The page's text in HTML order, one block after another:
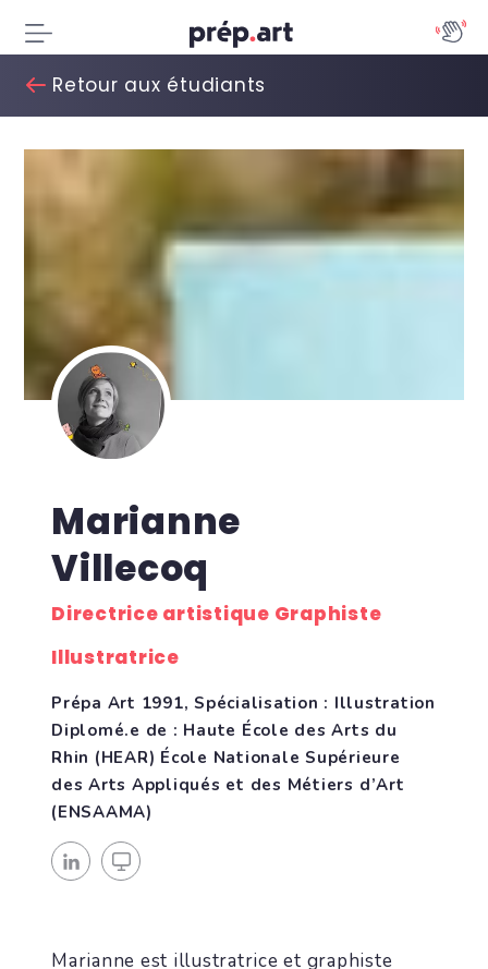
Retour aux étudiants
Marianne
Villecoq
Directrice artistique Graphiste
Illustratrice
Prépa Art 1991, Spécialisation : Illustration
Diplomé.e de : Haute École des Arts du
Rhin (HEAR) École Nationale Supérieure
des Arts Appliqués et des Métiers d’Art
(ENSAAMA)
Marianne est illustratrice et graphiste